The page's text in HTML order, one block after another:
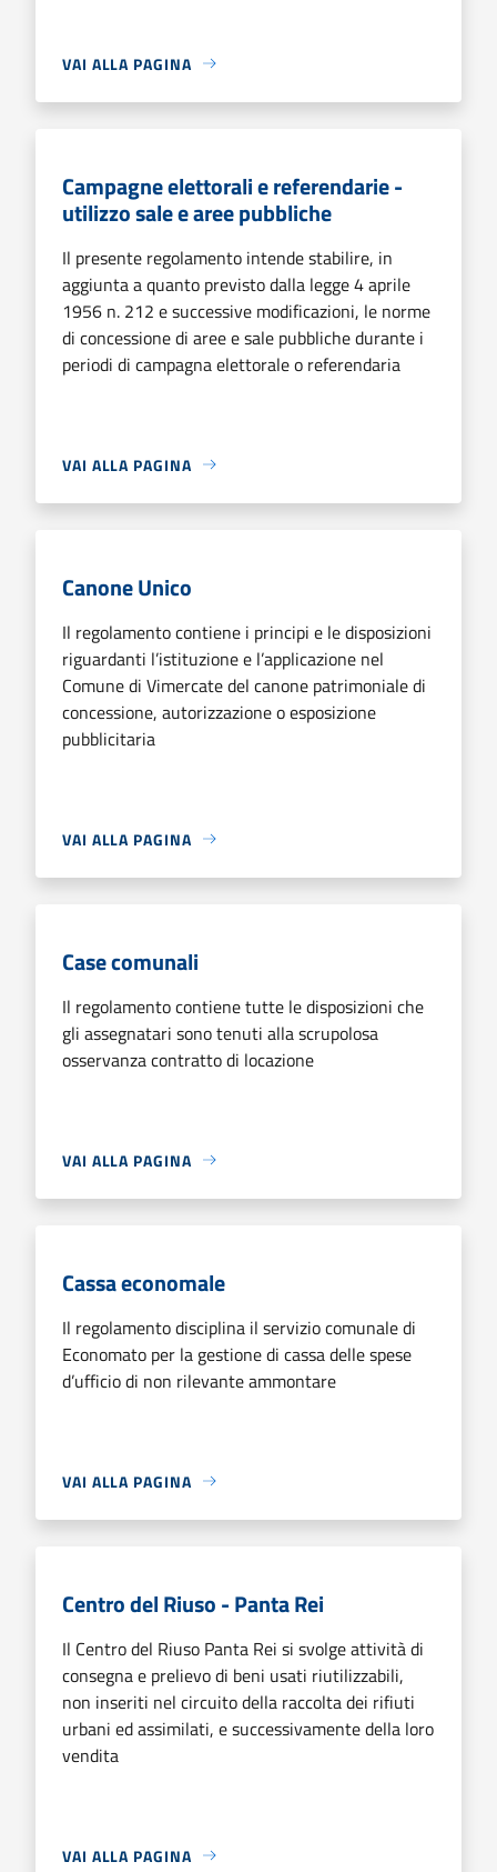
VAI ALLA PAGINA
Campagne elettorali e referendarie -
utilizzo sale e aree pubbliche
Il presente regolamento intende stabilire, in
aggiunta a quanto previsto dalla legge 4 aprile
1956 n. 212 e successive modificazioni, le norme
di concessione di aree e sale pubbliche durante i
periodi di campagna elettorale o referendaria
VAI ALLA PAGINA
Canone Unico
Il regolamento contiene i principi e le disposizioni
riguardanti l’istituzione e l’applicazione nel
Comune di Vimercate del canone patrimoniale di
concessione, autorizzazione o esposizione
pubblicitaria
VAI ALLA PAGINA
Case comunali
Il regolamento contiene tutte le disposizioni che
gli assegnatari sono tenuti alla scrupolosa
osservanza contratto di locazione
VAI ALLA PAGINA
Cassa economale
Il regolamento disciplina il servizio comunale di
Economato per la gestione di cassa delle spese
d’ufficio di non rilevante ammontare
VAI ALLA PAGINA
Centro del Riuso - Panta Rei
Il Centro del Riuso Panta Rei si svolge attività di
consegna e prelievo di beni usati riutilizzabili,
non inseriti nel circuito della raccolta dei rifiuti
urbani ed assimilati, e successivamente della loro
vendita
VAI ALLA PAGINA